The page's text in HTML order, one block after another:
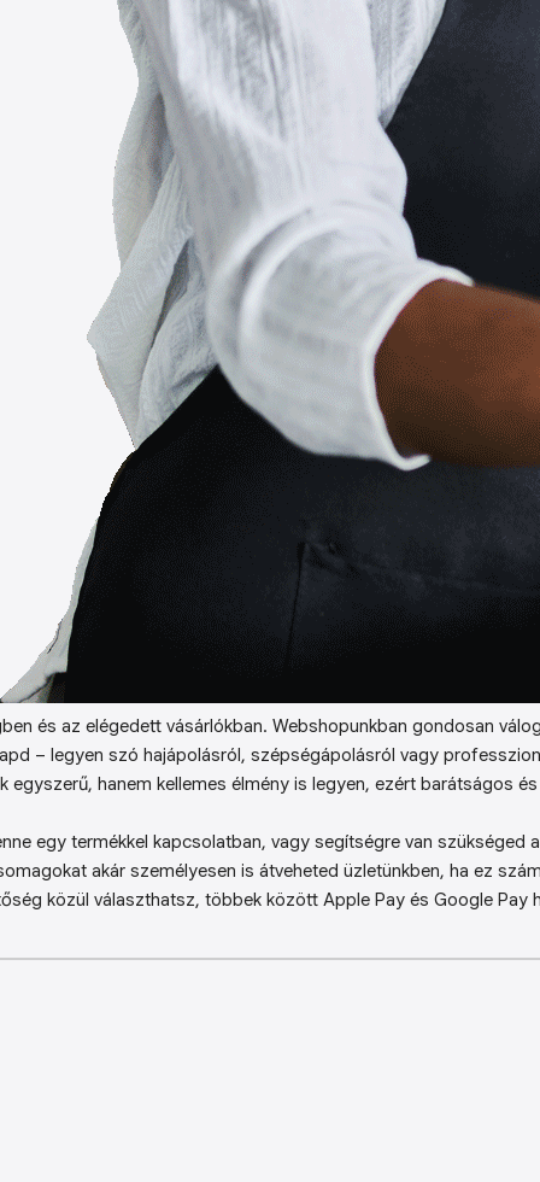
és az elégedett vásárlókban. Webshopunkban gondosan
– legyen szó hajápolásról, szépségápolásról vagy
egyszerű, hanem kellemes élmény is legyen, ezért barátságos
egy termékkel kapcsolatban, vagy segítségre van szükséged
akár személyesen is átveheted üzletünkben, ha ez
közül választhatsz, többek között Apple Pay és Google Pay